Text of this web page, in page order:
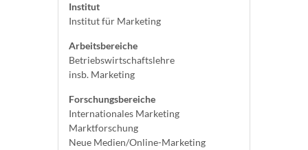
Institut
Institut für Marketing
Arbeitsbereiche
Betriebswirtschaftslehre
insb. Marketing
Forschungsbereiche
Internationales Marketing
Marktforschung
Neue Medien/Online-Marketing